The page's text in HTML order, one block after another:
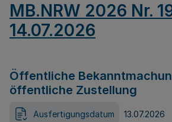
MB.NRW 2026 Nr.
14.07.2026
Öffentliche
öffentliche Zustellung
Ausfertigungsdatum 13.07.2026